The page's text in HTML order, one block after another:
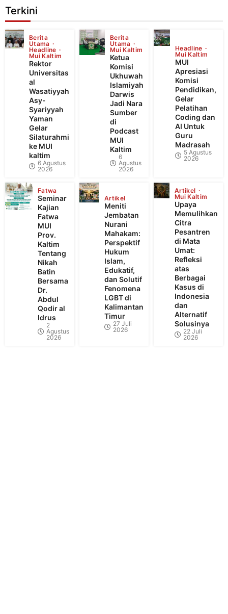
Terkini
Berita
Utama
Headline
Mui Kaltim
Rektor
Universitas
al
Wasatiyyah
Asy-
Syariyyah
Yaman
Gelar
Silaturahmi
ke MUI
kaltim
6 Agustus
2026
Berita
Utama
Mui Kaltim
Ketua
Komisi
Ukhuwah
Islamiyah
Darwis
Jadi Nara
Sumber
di
Podcast
MUI
Kaltim
6
Agustus
2026
Headline
Mui Kaltim
MUI
Apresiasi
Komisi
Pendidikan,
Gelar
Pelatihan
Coding dan
AI Untuk
Guru
Madrasah
5 Agustus
2026
Fatwa
Seminar
Kajian
Fatwa
MUI
Prov.
Kaltim
Tentang
Nikah
Batin
Bersama
Dr.
Abdul
Qodir al
Idrus
2
Agustus
2026
Artikel
Meniti
Jembatan
Nurani
Mahakam:
Perspektif
Hukum
Islam,
Edukatif,
dan Solutif
Fenomena
LGBT di
Kalimantan
Timur
27 Juli
2026
Artikel
Mui Kaltim
Upaya
Memulihkan
Citra
Pesantren
di Mata
Umat:
Refleksi
atas
Berbagai
Kasus di
Indonesia
dan
Alternatif
Solusinya
22 Juli
2026